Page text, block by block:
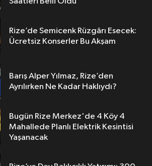
Rize’de Semicenk Rüzgârı Esecek:
Ücretsiz Konserler Bu Akşam
Barış Alper Yılmaz, Rize’den
Ayrılırken Ne Kadar Haklıydı?
Bugün Rize Merkez'de 4 Köy 4
Mahallede Planlı Elektrik Kesintisi
Yaşanacak